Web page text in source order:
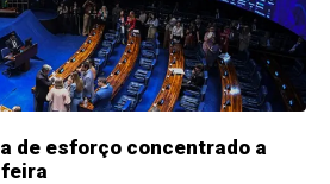
de esforço concentrado a